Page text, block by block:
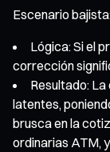
Escenario
Lógica: Si el
corrección
Resultado:
latentes,
brusca en la
ordinarias ATM,